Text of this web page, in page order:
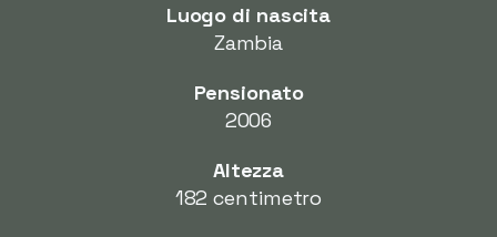
Luogo di nascita
Zambia
Pensionato
2006
Altezza
182 centimetro